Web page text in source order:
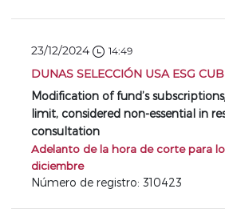
23/12/2024 14:49
DUNAS SELECCIÓN USA ESG
Modification of fund’s
limit, considered non-essential in
consultation
Adelanto de la hora de corte para
diciembre
Número de registro: 310423